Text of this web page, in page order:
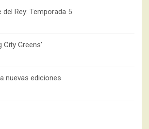
Rey: Temporada 5
City Greens’
nuevas ediciones